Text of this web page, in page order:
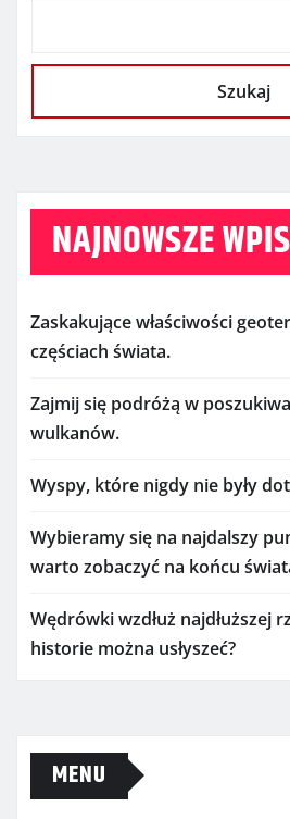
Szukaj
NAJNOWSZE
Zaskakujące właściwości
częściach świata.
Zajmij się podróżą w
wulkanów.
Wyspy, które nigdy nie były
Wybieramy się na najdalszy
warto zobaczyć na końcu
Wędrówki wzdłuż najdłuższej
historie można usłyszeć?
MENU